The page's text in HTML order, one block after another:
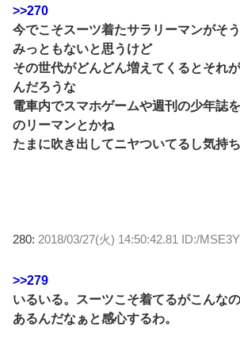
>>270
今でこそスーツ着たサラリーマンがそ
みっともないと思うけど
その世代がどんどん増えてくるとそれ
んだろうな
電車内でスマホゲームや週刊の少年誌
のリーマンとかね
たまに吹き出してニヤついてるし気持
280: 2018/03/27(火) 14:50:42.81 ID:/
>>279
いるいる。スーツこそ着てるがこんな
あるんだなぁと感心するわ。